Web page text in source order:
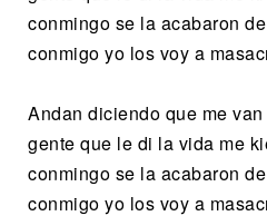
conmingo se la acabaron
conmigo yo los voy a
Andan diciendo que me
gente que le di la vida me
conmingo se la acabaron
conmigo yo los voy a